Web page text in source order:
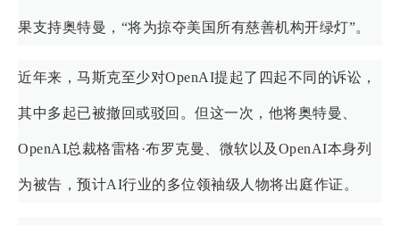
果支持奥特曼，“将为掠夺美国所有慈善机构开绿灯”。
近年来，马斯克至少对OpenAI提起了四起不同的诉讼，
其中多起已被撤回或驳回。但这一次，他将奥特曼、
OpenAI总裁格雷格·布罗克曼、微软以及OpenAI本身列
为被告，预计AI行业的多位领袖级人物将出庭作证。